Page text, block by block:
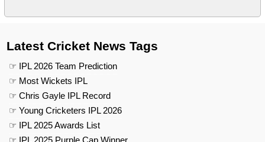
Latest Cricket News Tags
☞ IPL 2026 Team Prediction
☞ Most Wickets IPL
☞ Chris Gayle IPL Record
☞ Young Cricketers IPL 2026
☞ IPL 2025 Awards List
☞ IPL 2025 Purple Cap Winner